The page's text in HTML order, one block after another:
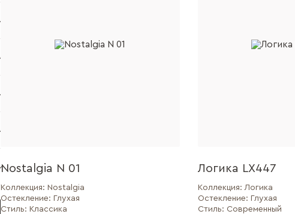
Nostalgia N 01
Коллекция: Nostalgia
Остекление: Глухая
Стиль: Классика
Логика LX447
Коллекция:Логика
Остекление: Глухая
Стиль: Современный